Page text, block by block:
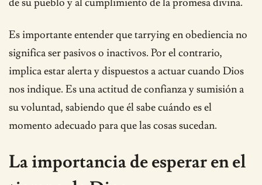
de su pueblo y al cumplimiento de la promesa divina.
Es importante entender que tarrying en obediencia no
significa ser pasivos o inactivos. Por el contrario,
implica estar alerta y dispuestos a actuar cuando Dios
nos indique. Es una actitud de confianza y sumisión a
su voluntad, sabiendo que él sabe cuándo es el
momento adecuado para que las cosas sucedan.
La importancia de esperar en el